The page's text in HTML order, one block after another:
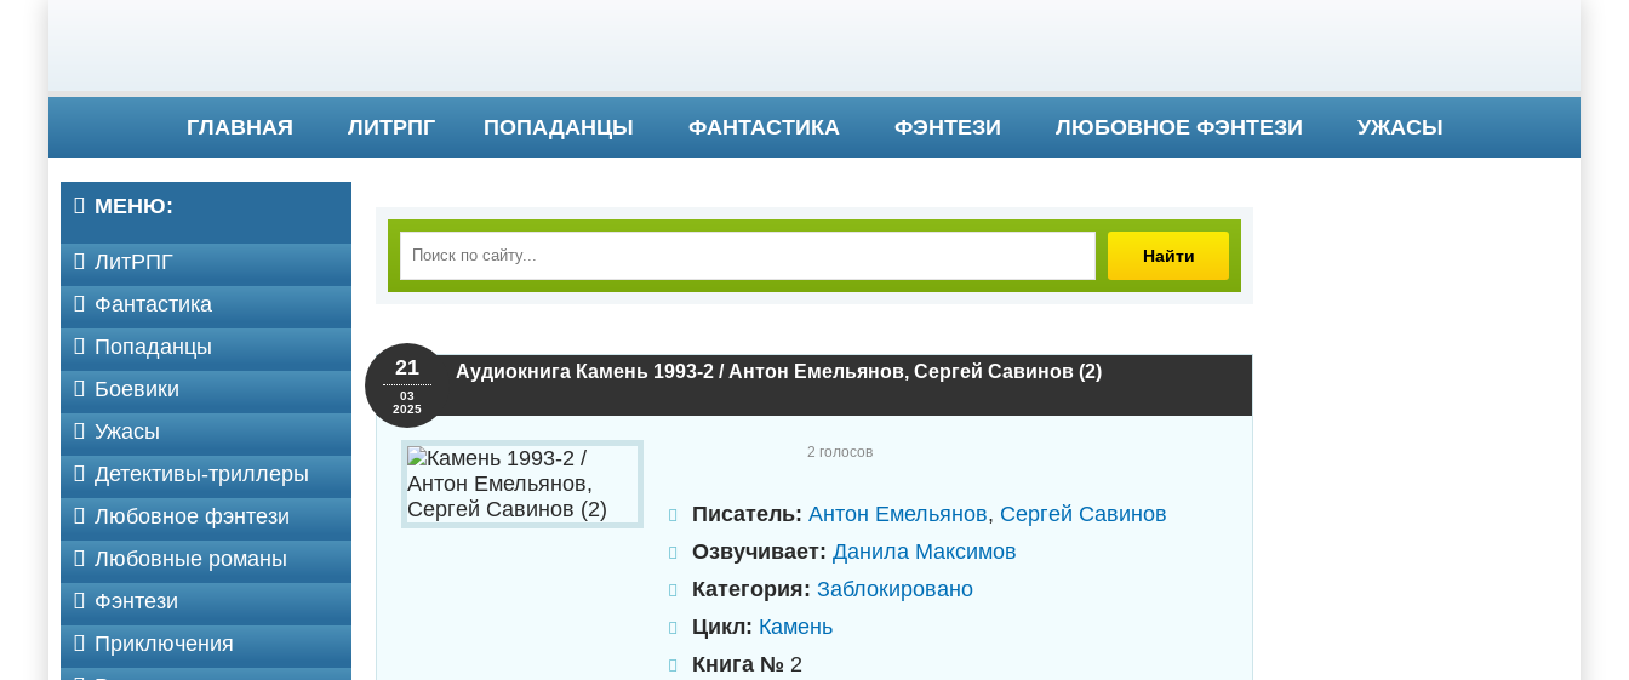
ГЛАВНАЯ ЛИТРПГ ПОПАДАНЦЫ ФАНТАСТИКА ФЭНТЕЗИ ЛЮБОВНОЕ ФЭНТЕЗИ УЖАСЫ
Найти
Аудиокнига Камень 1993-2 / Антон Емельянов, Сергей Савинов (2)
21
03
2025
2 голосов
Писатель: Антон Емельянов, Сергей Савинов
Озвучивает: Данила Максимов
Категория: Заблокировано
Цикл: Камень
Книга № 2
МЕНЮ:
ЛитРПГ
Фантастика
Попаданцы
Боевики
Ужасы
Детективы-триллеры
Любовное фэнтези
Любовные романы
Фэнтези
Приключения